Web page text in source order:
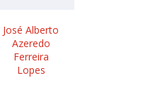
José Alberto
Azeredo
Ferreira
Lopes